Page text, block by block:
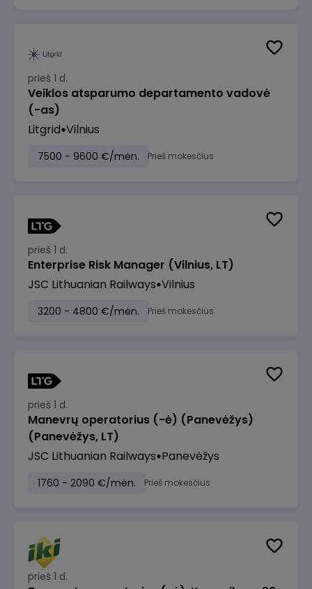
prieš 1 d.
Veiklos atsparumo departamento vadovė
(-as)
Litgrid Vilnius
7500 - 9600 €/mėn. Prieš mokesčius
prieš 1 d.
Enterprise Risk Manager (Vilnius, LT)
JSC Lithuanian Railways Vilnius
3200 - 4800 €/mėn. Prieš mokesčius
prieš 1 d.
Manevrų operatorius (-ė) (Panevėžys)
(Panevėžys, LT)
JSC Lithuanian Railways Panevėžys
1760 - 2090 €/mėn. Prieš mokesčius
prieš 1 d.